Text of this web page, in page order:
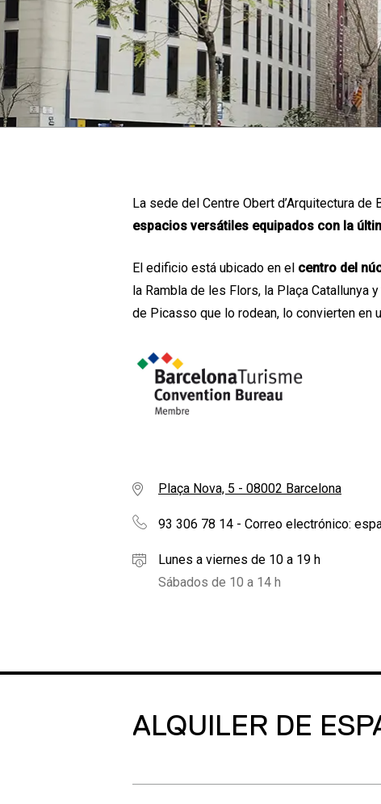
La sede del Centre Obert d’Arquitectura
espacios versátiles equipados con la
El edificio está ubicado en el centro del
la Rambla de les Flors, la Plaça
de Picasso que lo rodean, lo convierten en
Plaça Nova, 5 - 08002 Barcelona
93 306 78 14 - Correo electrónico:
Lunes a viernes de 10 a 19 h
Sábados de 10 a 14 h
ALQUILER DE